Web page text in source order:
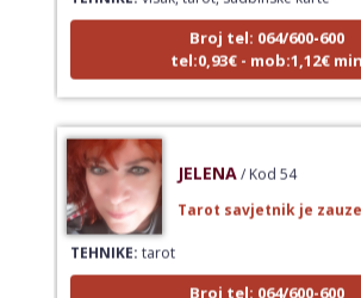
Broj tel: 064/600-600
tel:0,93€ - mob:1,12€ min
Tarot savjetnik je zauzet
TEHNIKE:tarot
Broj tel: 064/600-600